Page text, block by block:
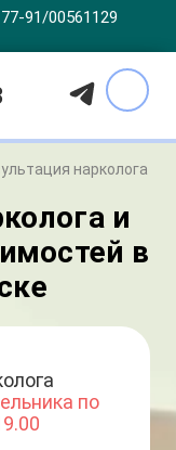
91/00561129
нарколога
и
в
по